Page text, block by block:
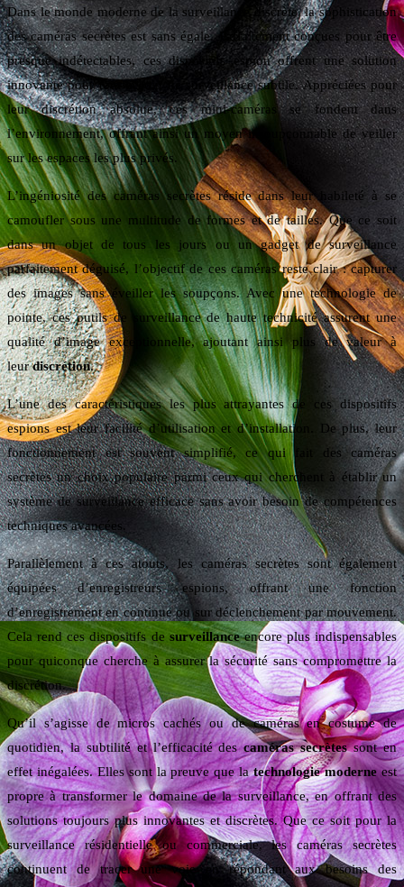
Dans le monde moderne de la surveillance discrète, la sophistication
des caméras secrètes est sans égale. Parfaitement conçues pour être
presque indétectables, ces dispositifs espion offrent une solution
innovante pour tout besoin de surveillance subtile. Appréciées pour
leur discrétion absolue, ces mini-caméras se fondent dans
l’environnement, offrant ainsi un moyen insoupçonnable de veiller
sur les espaces les plus privés.
L’ingéniosité des caméras secrètes réside dans leur habileté à se
camoufler sous une multitude de formes et de tailles. Que ce soit
dans un objet de tous les jours ou un gadget de surveillance
parfaitement déguisé, l’objectif de ces caméras reste clair : capturer
des images sans éveiller les soupçons. Avec une technologie de
pointe, ces outils de surveillance de haute technicité assurent une
qualité d’image exceptionnelle, ajoutant ainsi plus de valeur à
leurdiscrétion.
L’une des caractéristiques les plus attrayantes de ces dispositifs
espions est leur facilité d’utilisation et d’installation. De plus, leur
fonctionnement est souvent simplifié, ce qui fait des caméras
secrètes un choix populaire parmi ceux qui cherchent à établir un
système de surveillance efficace sans avoir besoin de compétences
techniques avancées.
Parallèlement à ces atouts, les caméras secrètes sont également
équipées d’enregistreurs espions, offrant une fonction
d’enregistrement en continue ou sur déclenchement par mouvement.
Cela rend ces dispositifs de surveillanceencore plus indispensables
pour quiconque cherche à assurer la sécurité sans compromettre la
discrétion.
Qu’il s’agisse de micros cachés ou de caméras en costume de
quotidien, la subtilité et l’efficacité descaméras secrètessont en
effet inégalées. Elles sont la preuve que latechnologie moderneest
propre à transformer le domaine de la surveillance, en offrant des
solutions toujours plus innovantes et discrètes. Que ce soit pour la
surveillance résidentielle ou commerciale, les caméras secrètes
continuent de tracer une voie en répondant aux besoins des